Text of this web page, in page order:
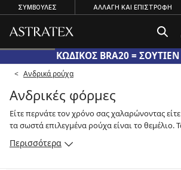
ΣΥΜΒΟΥΛΕΣ ΑΛΛΑΓΉ ΚΑΙ ΕΠΙΣΤΡΟΦΉ
ΚΩΔΙΚΟΣ BRA20 =
Ανδρικά ρούχα
Ανδρικές φόρμες
Είτε περνάτε τον χρόνο σας χαλαρώνοντας
τα σωστά επιλεγμένα ρούχα είναι το θεμέλιο.
παντελόνια της σειράς μας είναι ιδανικά για
φορέστε παντελόνια ή κολάν από λειτουργικά
Περισσότερα